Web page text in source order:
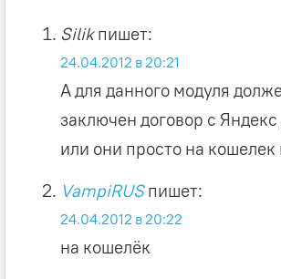
Silikпишет:
24.04.2012 в 20:21
А для данного модуля
заключен договор с
или они просто на кошелек
VampiRUSпишет:
24.04.2012 в 20:22
на кошелёк